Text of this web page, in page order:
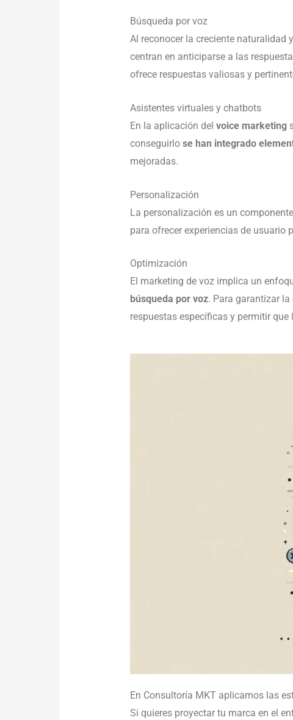
Búsqueda por voz
Al reconocer la creciente
centran en anticiparse a las
ofrece respuestas valiosas y
Asistentes virtuales y chatbots
En la aplicación delvoice marketing
conseguirlose han integrado
mejoradas.
Personalización
La personalización es un
para ofrecer experiencias de usuario
Optimización
El marketing de voz implica un
búsqueda por voz. Para garantizar
respuestas específicas y permitir
En Consultoría MKT aplicamos las
Si quieres proyectar tu marca en el